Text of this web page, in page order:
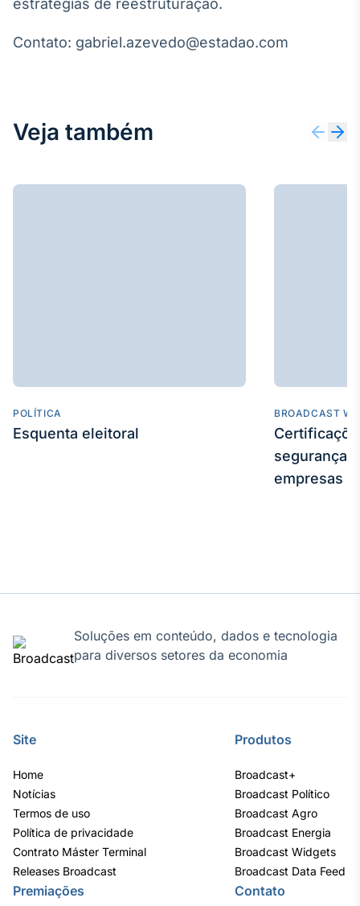
estratégias de reestruturação.
Contato: gabriel.azevedo@estadao.com
Veja também
POLÍTICA
Esquenta eleitoral
BROADCAST
segurança
empresas
Soluções em conteúdo, dados e tecnologia
para diversos setores da economia
Site
Home
Notícias
Termos de uso
Política de privacidade
Contrato Máster Terminal
Releases Broadcast
Produtos
Broadcast+
Broadcast Político
Broadcast Agro
Broadcast Energia
Broadcast Widgets
Broadcast Data Feed
Premiações Contato